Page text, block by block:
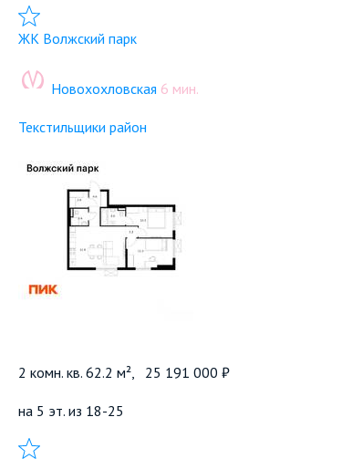
Добавить в избранное
ЖК Волжский парк
Новохохловская 6 мин.
Текстильщики район
2 комн. кв. 62.2 м², 25 191 000 ₽
на 5 эт. из 18-25
Добавить в избранное